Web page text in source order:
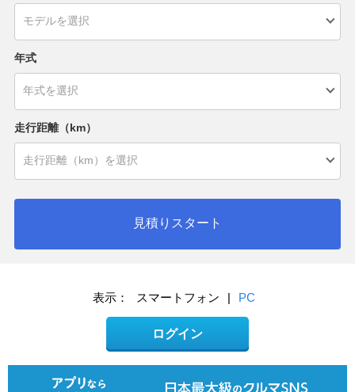
年式
走行距離（km）
見積りスタート
表示： スマートフォン | PC
ログイン